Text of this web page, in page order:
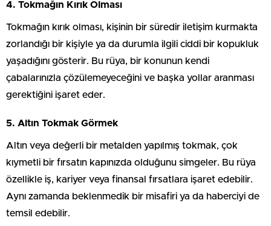
4. Tokmağın Kırık Olması
Tokmağın kırık olması, kişinin bir süredir iletişim kurmakta
zorlandığı bir kişiyle ya da durumla ilgili ciddi bir kopukluk
yaşadığını gösterir. Bu rüya, bir konunun kendi
çabalarınızla çözülemeyeceğini ve başka yollar aranması
gerektiğini işaret eder.
5. Altın Tokmak Görmek
Altın veya değerli bir metalden yapılmış tokmak, çok
kıymetli bir fırsatın kapınızda olduğunu simgeler. Bu rüya
özellikle iş, kariyer veya finansal fırsatlara işaret edebilir.
Aynı zamanda beklenmedik bir misafiri ya da haberciyi de
temsil edebilir.